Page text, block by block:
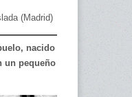
(Madrid)
nacido
un pequeño